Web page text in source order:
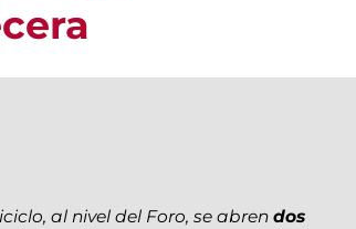
al nivel del Foro, se abren dos